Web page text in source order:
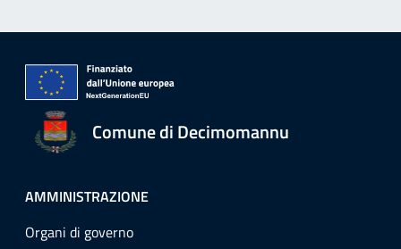
Comune di Decimomannu
AMMINISTRAZIONE
Organi di governo